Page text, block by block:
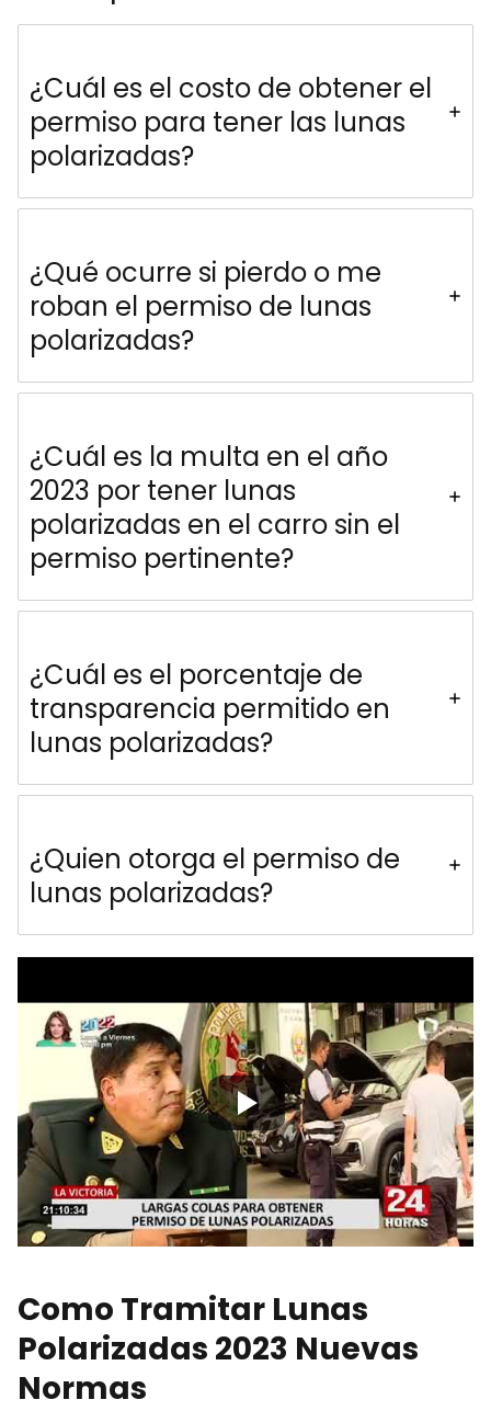
¿Cuál es el costo de obtener el
permiso para tener las lunas
polarizadas?
¿Qué ocurre si pierdo o me
roban el permiso de lunas
polarizadas?
¿Cuál es la multa en el año
2023 por tener lunas
polarizadas en el carro sin el
permiso pertinente?
¿Cuál es el porcentaje de
transparencia permitido en
lunas polarizadas?
¿Quien otorga el permiso de
lunas polarizadas?
Como Tramitar Lunas
Polarizadas 2023 Nuevas
Normas